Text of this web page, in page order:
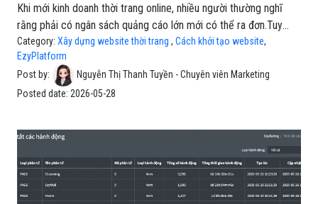
Khi mới kinh doanh thời trang online, nhiều người thường nghĩ
rằng phải có ngân sách quảng cáo lớn mới có thể ra đơn.Tuy
nhiên thực tế, nếu biết cách xây dựng hệ thống bán hàng đúng
quy trình, bạn hoàn toàn có thể tạo ra đơn hàng với chi phí thấp
hơn rất nhiều.Trong bài viết này, sẽ hướng dẫn bạn toàn bộ quy
trình tối ưu để ra đơn thời trang với chi phí rẻ nhất dành cho
PageĐể kinh doanh thời trang online hiệu quả với chi phí thấp,
bước đầu tiên bạn cần có là một website hoặc landing page
bán hàng chuyên nghiệp. Đây sẽ là nơi giúp bạn giới
Category: Xây dựng website thời trang , Cách khởi tạo website,
EzyPlatform
Post by:
Nguyễn Thị Thanh Tuyền - Chuyên viên Marketing
Posted date: 2026-05-28